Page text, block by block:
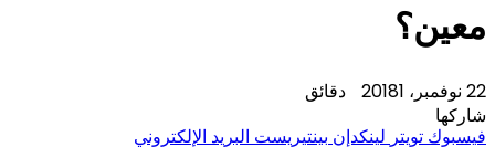
معين؟
22 نوفمبر، 2018 1 دقائق
شاركها
فيسبوك تويتر لينكدإن بينتيريست البريد الإلكتروني